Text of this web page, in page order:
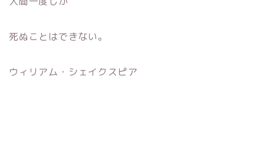
死ぬことはできない。
ウィリアム・シェイクスピア